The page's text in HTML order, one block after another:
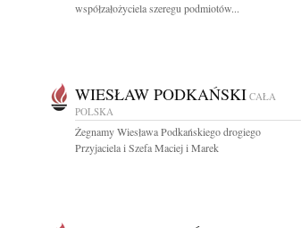
współzałożyciela szeregu podmiotów...
WIESŁAW PODKAŃSKI CAŁA
POLSKA
Żegnamy Wiesława Podkańskiego drogiego
Przyjaciela i Szefa Maciej i Marek